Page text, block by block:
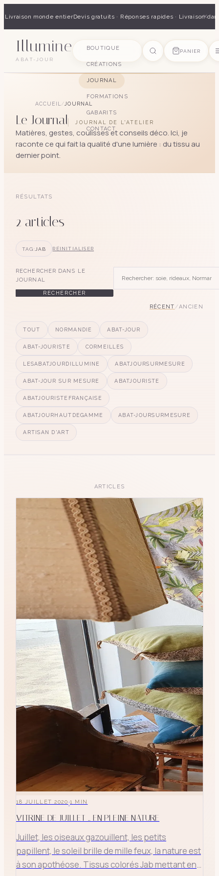
Livraison monde entierDevis gratuits · Réponses rapides · Livraison×
Illumine
ABAT-JOUR
BOUTIQUE
CRÉATIONS
JOURNAL
FORMATIONS
GABARITS
CONTACT
PANIER
ACCUEIL / JOURNAL
Le Journal JOURNAL DE L'ATELIER
Matières, gestes, coulisses et conseils déco. Ici, je
raconte ce qui fait la qualité d'une lumière : du tissu au
dernier point.
RÉSULTATS
2 articles
TAG: JAB RÉINITIALISER
RECHERCHER DANS LE
JOURNAL
RECHERCHER
RÉCENT /ANCIEN
TOUT NORMANDIE ABAT-JOUR
ABAT-JOURISTE CORMEILLES
LESABATJOURDILLUMINE ABATJOURSURMESURE
ABAT-JOUR SUR MESURE ABATJOURISTE
ABATJOURISTEFRANÇAISE
ABATJOURHAUTDEGAMME ABAT-JOURSURMESURE
ARTISAN D'ART
ARTICLES
18 JUILLET 2020·1 MIN
VITRINE DE JUILLET ... EN PLEINE NATURE
Juillet, les oiseaux gazouillent, les petits
papillent, le soleil brille de mille feux, la nature est
à son apothéose. Tissus colorés Jab mettant en
SUGGESTIONS
art déco